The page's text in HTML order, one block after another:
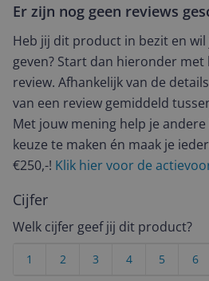
Er zijn nog geen reviews
Heb jij dit product in bezit en
geven? Start dan hieronder met
review. Afhankelijk van de
van een review gemiddeld
Met jouw mening help je
keuze te maken én maak je
€250,-! Klik hier voor de
Cijfer
Welk cijfer geef jij dit product?
6
5
4
3
2
1